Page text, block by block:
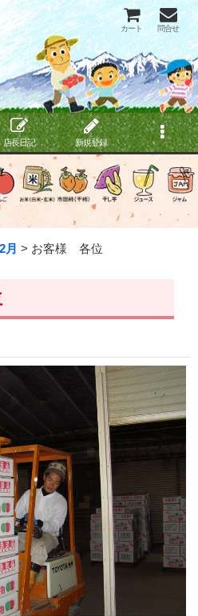
カート 問合せ
店長日記 新規登録
月 > お客様 各位